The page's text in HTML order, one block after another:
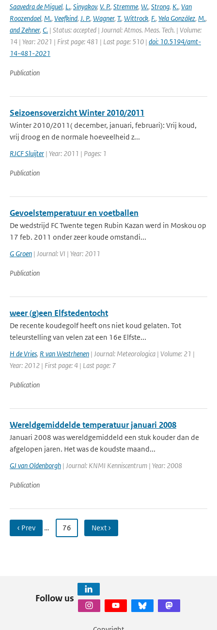
Saavedra de Miguel, L., Sinyakov, V. P., Stremme, W., Strong, K., Van
Roozendael, M., Veefkind, J. P., Wagner, T., Wittrock, F., Yela González, M.,
and Zehner, C. | Status: accepted | Journal: Atmos. Meas. Tech. | Volume:
14 | Year: 2021 | First page: 481 | Last page: 510 | doi: 10.5194/amt-
14-481-2021
Publication
Seizoensoverzicht Winter 2010/2011
Winter 2010/2011( december, januari, februari): Vrij koud,
vrij droog en de normale hoeveelheid z...
RJCF Sluijter | Year: 2011 | Pages: 1
Publication
Gevoelstemperatuur en voetballen
De wedstrijd FC Twente tegen Rubin Kazan werd in Moskou op
17 feb. 2011 onder zeer koude omstandi...
G Groen | Journal: VI | Year: 2011
Publication
weer (g)een Elfstedentocht
De recente koudegolf heeft ons niet koud gelaten. Tot
teleurstelling van velen zat een 16e Elfste...
H de Vries, R van Westrhenen | Journal: Meteorologica | Volume: 21 |
Year: 2012 | First page: 4 | Last page: 7
Publication
Wereldgemiddelde temperatuur januari 2008
Januari 2008 was wereldgemiddeld een stuk kouder dan de
afgelopen jaren. Het was de koudste maand...
GJ van Oldenborgh | Journal: KNMI Kenniscentrum | Year: 2008
Publication
‹ Prev … 76 Next ›
Follow us